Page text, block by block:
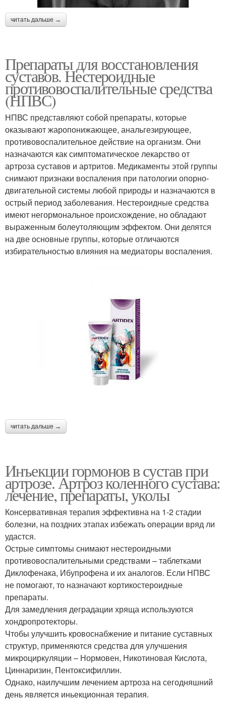
читать дальше →
Препараты для восстановления
суставов. Нестероидные
противовоспалительные средства
(НПВС)
НПВС представляют собой препараты, которые
оказывают жаропонижающее, анальгезирующее,
противовоспалительное действие на организм. Они
назначаются как симптоматическое лекарство от
артроза суставов и артритов. Медикаменты этой группы
снимают признаки воспаления при патологии опорно-
двигательной системы любой природы и назначаются в
острый период заболевания. Нестероидные средства
имеют негормональное происхождение, но обладают
выраженным болеутоляющим эффектом. Они делятся
на две основные группы, которые отличаются
избирательностью влияния на медиаторы воспаления.
читать дальше →
Инъекции гормонов в сустав при
артрозе. Артроз коленного сустава:
лечение, препараты, уколы
Консервативная терапия эффективна на 1-2 стадии
болезни, на поздних этапах избежать операции вряд ли
удастся.
Острые симптомы снимают нестероидными
противовоспалительными средствами – таблетками
Диклофенака, Ибупрофена и их аналогов. Если НПВС
не помогают, то назначают кортикостероидные
препараты.
Для замедления деградации хряща используются
хондропротекторы.
Чтобы улучшить кровоснабжение и питание суставных
структур, применяются средства для улучшения
микроциркуляции – Нормовен, Никотиновая Кислота,
Циннаризин, Пентоксифиллин.
Однако, наилучшим лечением артроза на сегодняшний
день является иньекционная терапия.